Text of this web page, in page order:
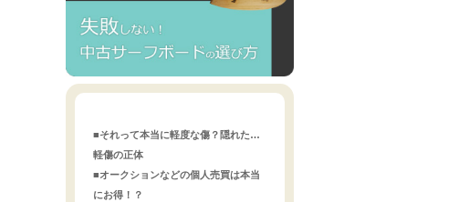
■それって本当に軽度な傷？隠れた…
軽傷の正体
■オークションなどの個人売買は本当
にお得！？